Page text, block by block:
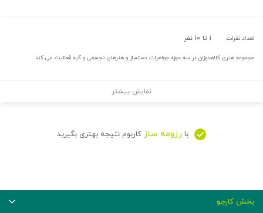
تعداد نفرات: ۱ تا ۱۰ نفر
مجموعه هنری کلاهدوزان در سه حوزه جواهرات دستساز و هنرهای تجسمی و گبه فعالیت می کند .
نمایش بیشتر
با رزومه ساز کاربوم نتیجه بهتری بگیرید
بخش کارجو